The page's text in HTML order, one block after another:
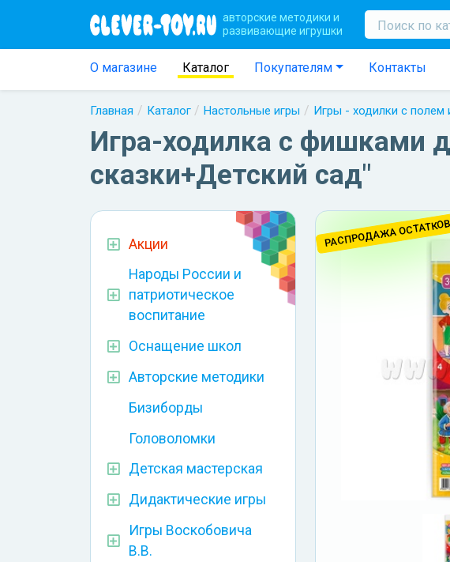
авторские методики и
развивающие игрушки
О магазине Каталог Покупателям Контакты
Главная Каталог Настольные игры Игры - ходилки с полем
Игра-ходилка с
сказки+Детский сад"
Акции
Народы России и
патриотическое
воспитание
Оснащение школ
Авторские методики
Бизиборды
Головоломки
Детская мастерская
Дидактические игры
Игры Воскобовича
В.В.
РАСПРОДАЖА